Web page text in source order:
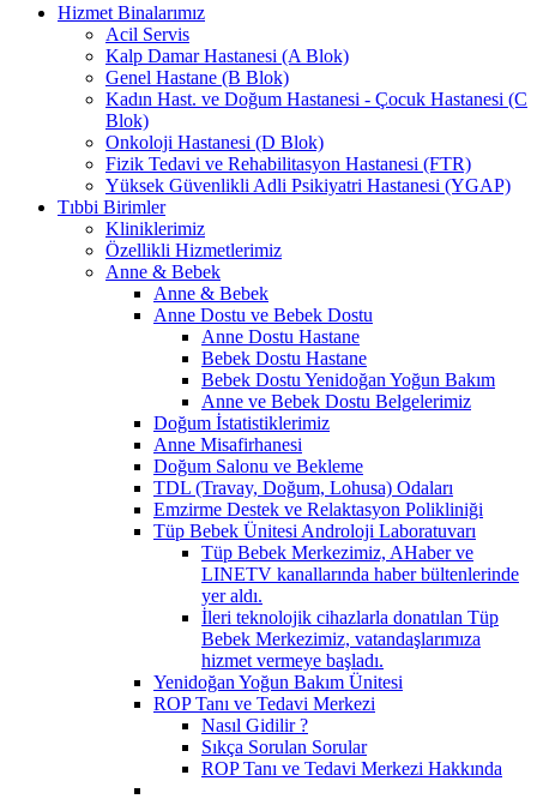
Hizmet Binalarımız
Acil Servis
Kalp Damar Hastanesi (A Blok)
Genel Hastane (B Blok)
Kadın Hast. ve Doğum Hastanesi - Çocuk Hastanesi (C
Blok)
Onkoloji Hastanesi (D Blok)
Fizik Tedavi ve Rehabilitasyon Hastanesi (FTR)
Yüksek Güvenlikli Adli Psikiyatri Hastanesi (YGAP)
Tıbbi Birimler
Kliniklerimiz
Özellikli Hizmetlerimiz
Anne & Bebek
Anne & Bebek
Anne Dostu ve Bebek Dostu
Anne Dostu Hastane
Bebek Dostu Hastane
Bebek Dostu Yenidoğan Yoğun Bakım
Anne ve Bebek Dostu Belgelerimiz
Doğum İstatistiklerimiz
Anne Misafirhanesi
Doğum Salonu ve Bekleme
TDL (Travay, Doğum, Lohusa) Odaları
Emzirme Destek ve Relaktasyon Polikliniği
Tüp Bebek Ünitesi Androloji Laboratuvarı
Tüp Bebek Merkezimiz, AHaber ve
LINETV kanallarında haber bültenlerinde
yer aldı.
İleri teknolojik cihazlarla donatılan Tüp
Bebek Merkezimiz, vatandaşlarımıza
hizmet vermeye başladı.
Yenidoğan Yoğun Bakım Ünitesi
ROP Tanı ve Tedavi Merkezi
Nasıl Gidilir ?
Sıkça Sorulan Sorular
ROP Tanı ve Tedavi Merkezi Hakkında